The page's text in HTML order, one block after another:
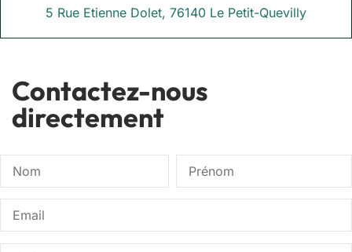
5 Rue Etienne Dolet, 76140 Le Petit-Quevilly
Contactez-nous
directement